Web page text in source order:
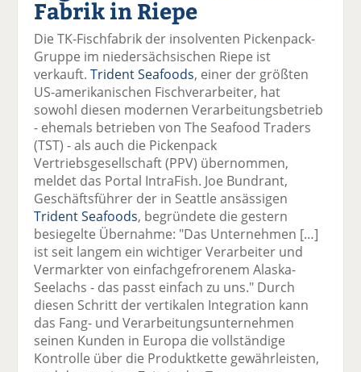
uf
F
ac
e
b
o
k
te
il
e
n
wi
tt
er
n
uf
n
k
e
di
te
il
e
n
er
m
l
v
n
ru
Fabrik in Riepe
Die TK-Fischfabrik der insolventen Pickenpack-
Gruppe im niedersächsischen Riepe ist
verkauft.Trident Seafoods, einer der größten
US-amerikanischen Fischverarbeiter, hat
sowohl diesen modernen Verarbeitungsbetrieb
- ehemals betrieben von The Seafood Traders
(TST) - als auch die Pickenpack
Vertriebsgesellschaft (PPV) übernommen,
meldet das Portal IntraFish. Joe Bundrant,
Geschäftsführer der in Seattle ansässigen
Trident Seafoods, begründete die gestern
besiegelte Übernahme: "Das Unternehmen […]
ist seit langem ein wichtiger Verarbeiter und
Vermarkter von einfachgefrorenem Alaska-
Seelachs - das passt einfach zu uns." Durch
diesen Schritt der vertikalen Integration kann
das Fang- und Verarbeitungsunternehmen
seinen Kunden in Europa die vollständige
Kontrolle über die Produktkette gewährleisten,